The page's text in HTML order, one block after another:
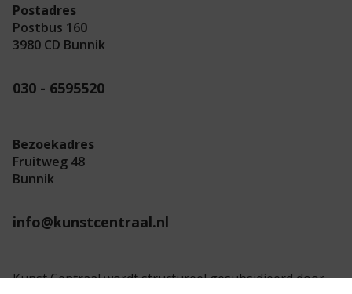
Postadres
Postbus 160
3980 CD Bunnik
030 - 6595520
Bezoekadres
Fruitweg 48
Bunnik
info@kunstcentraal.nl
Kunst Centraal wordt structureel gesubsidieerd door